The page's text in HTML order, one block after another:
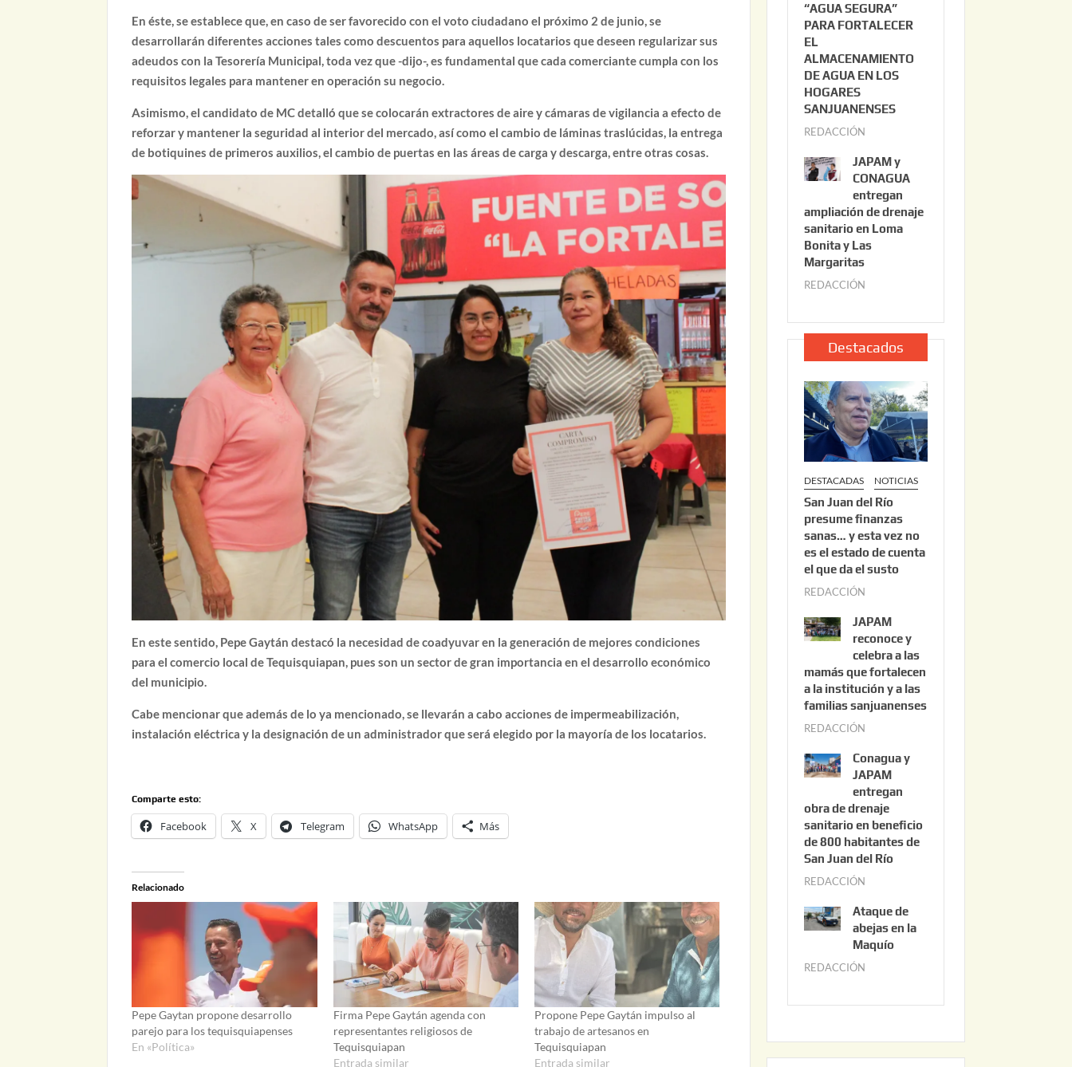
En éste, se establece que, en caso de ser favorecido con el voto ciudadano el próximo 2 de junio, se
desarrollarán diferentes acciones tales como descuentos para aquellos locatarios que deseen regularizar sus
adeudos con la Tesorería Municipal, toda vez que -dijo-, es fundamental que cada comerciante cumpla con los
requisitos legales para mantener en operación su negocio.
Asimismo, el candidato de MC detalló que se colocarán extractores de aire y cámaras de vigilancia a efecto de
reforzar y mantener la seguridad al interior del mercado, así como el cambio de láminas traslúcidas, la entrega
de botiquines de primeros auxilios, el cambio de puertas en las áreas de carga y descarga, entre otras cosas.
En este sentido, Pepe Gaytán destacó la necesidad de coadyuvar en la generación de mejores condiciones
para el comercio local de Tequisquiapan, pues son un sector de gran importancia en el desarrollo económico
del municipio.
Cabe mencionar que además de lo ya mencionado, se llevarán a cabo acciones de impermeabilización,
instalación eléctrica y la designación de un administrador que será elegido por la mayoría de los locatarios.
Comparte esto:
Facebook X Telegram WhatsApp Más
Relacionado
Pepe Gaytan propone desarrollo
parejo para los tequisquiapenses
En «Política»
Firma Pepe Gaytán agenda con
representantes religiosos de
Tequisquiapan
Entrada similar
Propone Pepe Gaytán impulso al
trabajo de artesanos en
Tequisquiapan
Entrada similar
6
o
2
0
“AGUA SEGURA”
PARA FORTALECER
EL
ALMACENAMIENTO
DE AGUA EN LOS
HOGARES
SANJUANENSES
REDACCIÓN
l
i
o
2
2
2
6
JAPAM y
CONAGUA
entregan
ampliación de drenaje
sanitario en Loma
Bonita y Las
Margaritas
REDACCIÓN
l
i
o
2
2
,
2
0
2
6
Destacados
DESTACADAS NOTICIAS
San Juan del Río
presume finanzas
sanas… y esta vez no
es el estado de cuenta
el que da el susto
REDACCIÓN
s
t
o
3
0
2
6
JAPAM
reconoce y
celebra a las
mamás que fortalecen
a la institución y a las
familias sanjuanenses
REDACCIÓN
n
i
o
3
0
0
2
6
Conagua y
JAPAM
entregan
obra de drenaje
sanitario en beneficio
de 800 habitantes de
San Juan del Río
REDACCIÓN
n
i
0
2
Ataque de
abejas en la
Maquío
REDACCIÓN
y